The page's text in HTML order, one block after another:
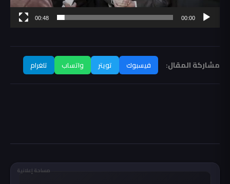
00:00
00:48
مشاركة المقال: فيسبوك تويتر واتساب تلغرام
مساحة إعلانية